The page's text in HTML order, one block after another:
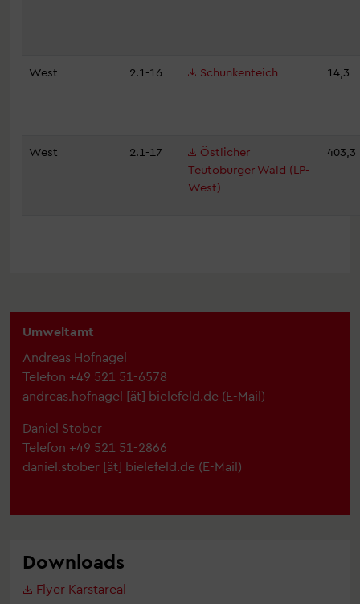
West 2.1-16 Schunkenteich 14,3
West 2.1-17
Östlicher
Teutoburger Wald (LP-
West)
403,3
Umweltamt
Andreas Hofnagel
Telefon +49 521 51-6578
andreas.hofnagel [ät] bielefeld.de (E-Mail)
Daniel Stober
Telefon +49 521 51-2866
daniel.stober [ät] bielefeld.de (E-Mail)
Downloads
Flyer Karstareal